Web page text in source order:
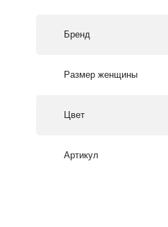
Бренд
Размер женщины
Цвет
Артикул